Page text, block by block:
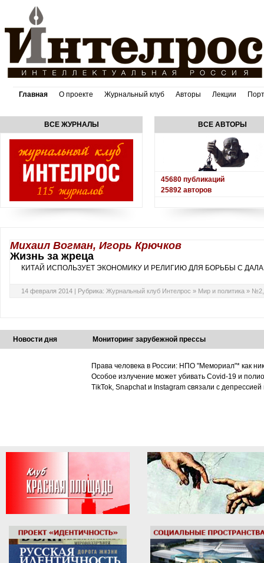
Главная О проекте Журнальный клуб Авторы Лекции
ВСЕ ЖУРНАЛЫ ВСЕ АВТОРЫ
45680 публикаций
25892 авторов
Михаил Вогман, Игорь Крючков
Жизнь за жреца
КИТАЙ ИСПОЛЬЗУЕТ ЭКОНОМИКУ И РЕЛИГИЮ ДЛЯ БОРЬБЫ С
14 февраля 2014 | Рубрика: Журнальный клуб Интелрос » Мир и политика » №2,
Новости дня Мониторинг зарубежной прессы
Права человека в России: НПО "Мемориал"* как
Особое излучение может убивать Covid-19 и
TikTok, Snapchat и Instagram связали с